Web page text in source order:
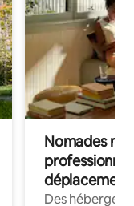
Nomades
déplacement
Des